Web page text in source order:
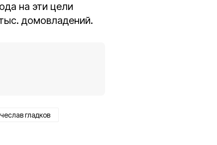
на эти цели
домовладений.
гладков